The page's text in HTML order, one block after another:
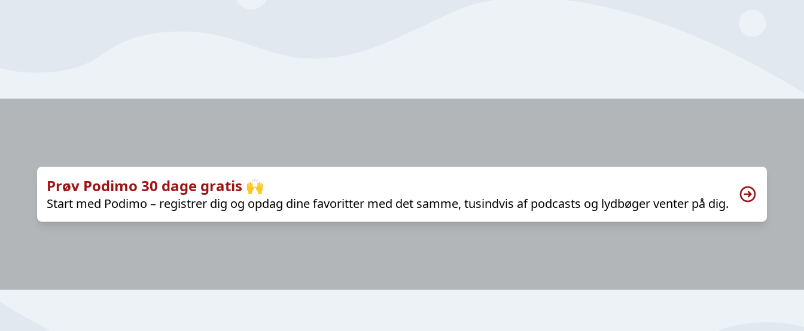
Prøv Podimo 30 dage gratis 🙌
Start med Podimo – registrer dig og opdag dine favoritter med det samme, tusindvis af podcasts og lydbøger venter på dig.